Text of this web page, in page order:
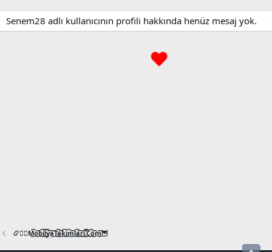
Senem28 adlı kullanıcının profili hakkında henüz mesaj yok.
📿🧙‍♂️M͜͡o͜͡b͜͡i͜͡l͜͡y͜͡a͜͡T͜͡a͜͡k͜͡i͜͡m͜͡l͜͡a͜͡r͜͡i͜͡.͜͡C͜͡o͜͡m͜͡🦉